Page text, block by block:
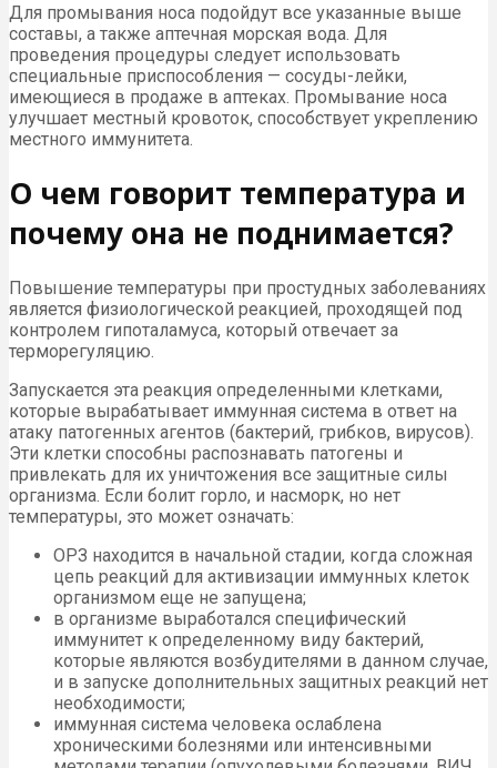
Для промывания носа подойдут все указанные выше
составы, а также аптечная морская вода. Для
проведения процедуры следует использовать
специальные приспособления — сосуды-лейки,
имеющиеся в продаже в аптеках. Промывание носа
улучшает местный кровоток, способствует укреплению
местного иммунитета.
О чем говорит температура и
почему она не поднимается?
Повышение температуры при простудных заболеваниях
является физиологической реакцией, проходящей под
контролем гипоталамуса, который отвечает за
терморегуляцию.
Запускается эта реакция определенными клетками,
которые вырабатывает иммунная система в ответ на
атаку патогенных агентов (бактерий, грибков, вирусов).
Эти клетки способны распознавать патогены и
привлекать для их уничтожения все защитные силы
организма. Если болит горло, и насморк, но нет
температуры, это может означать:
ОРЗ находится в начальной стадии, когда сложная
цепь реакций для активизации иммунных клеток
организмом еще не запущена;
в организме выработался специфический
иммунитет к определенному виду бактерий,
которые являются возбудителями в данном случае,
и в запуске дополнительных защитных реакций нет
необходимости;
иммунная система человека ослаблена
хроническими болезнями или интенсивными